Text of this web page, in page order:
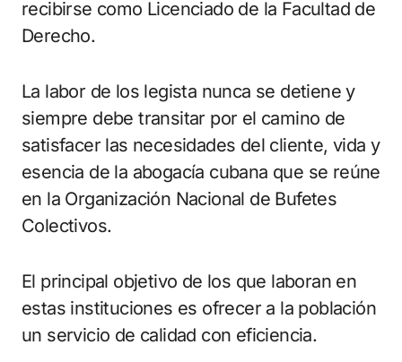
recibirse como Licenciado de la Facultad de
Derecho.
La labor de los legista nunca se detiene y
siempre debe transitar por el camino de
satisfacer las necesidades del cliente, vida y
esencia de la abogacía cubana que se reúne
en la Organización Nacional de Bufetes
Colectivos.
El principal objetivo de los que laboran en
estas instituciones es ofrecer a la población
un servicio de calidad con eficiencia.